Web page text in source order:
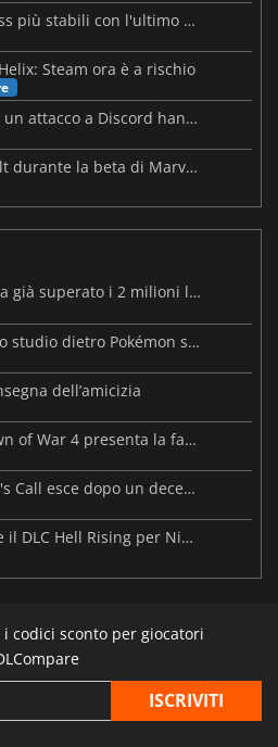
Palworld: Sunreach e boss più stabili con l'ultimo update
Steam ora è a rischio
Le mappe dei malware e un attacco a Discord hanno colpito Meccha Chameleon
PlayStation Network in tilt durante la beta di Marvel Tōkon
Resident Evil: Veronica ha già superato i 2 milioni liste dei desideri
Beast of Reincarnation: lo studio dietro Pokémon su una nuova strada
dell’amicizia
Warhammer 40.000: Dawn of War 4 presenta la fazione dei Necron
Forsaken Realms: Vahrin's Call esce dopo un decennio di sviluppo
Annunciato ufficialmente il DLC Hell Rising per Nioh 3
codici sconto per giocatori